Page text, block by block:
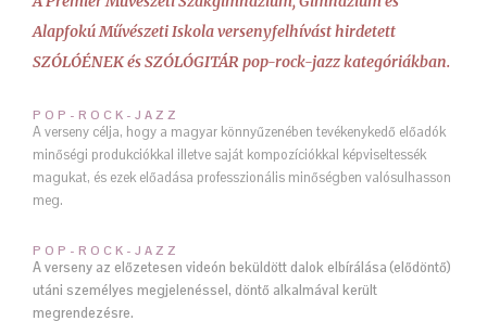
Alapfokú Művészeti Iskola versenyfelhívást hirdetett
SZÓLÓÉNEK és SZÓLÓGITÁR pop-rock-jazzkategóriákban.
POP-ROCK-JAZZ
A verseny célja, hogy a magyar könnyűzenében tevékenykedő előadók
minőségi produkciókkal illetve saját kompozíciókkal képviseltessék
magukat, és ezek előadása professzionális minőségben valósulhasson
meg.
POP-ROCK-JAZZ
A verseny az előzetesen videón beküldött dalok elbírálása (elődöntő)
utáni személyes megjelenéssel, döntő alkalmával került
megrendezésre.